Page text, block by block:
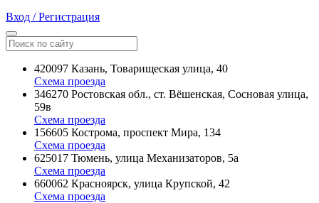
Вход / Регистрация
420097 Казань, Товарищеская улица, 40
Схема проезда
346270 Ростовская обл., ст. Вёшенская, Сосновая улица,
59в
Схема проезда
156605 Кострома, проспект Мира, 134
Схема проезда
625017 Тюмень, улица Механизаторов, 5а
Схема проезда
660062 Красноярск, улица Крупской, 42
Схема проезда